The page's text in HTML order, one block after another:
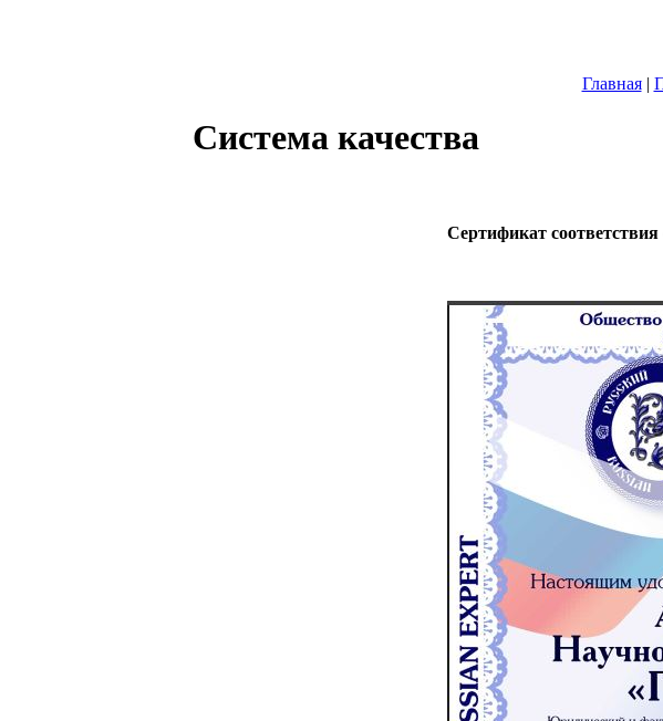
Главная |
Система качества
Сертификат